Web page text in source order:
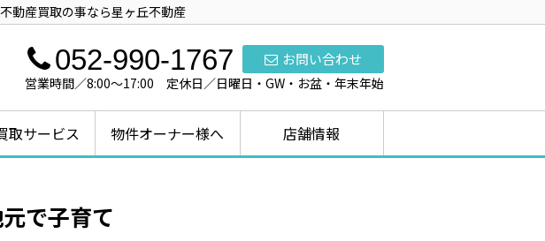
動産買取の事なら星ヶ丘不動産
お問い合わせ
052-990-1767
営業時間／8:00～17:00 定休日／日曜日・GW・お盆・年末年始
取サービス 物件オーナー様へ 店舗情報
で子育て